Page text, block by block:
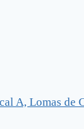
A, Lomas de